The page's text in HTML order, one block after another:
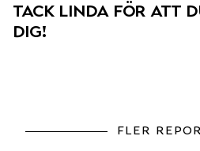
tack linda för att
dig!
fler